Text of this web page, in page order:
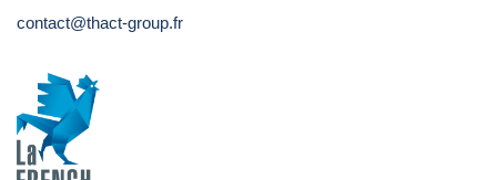
contact@thact-group.fr